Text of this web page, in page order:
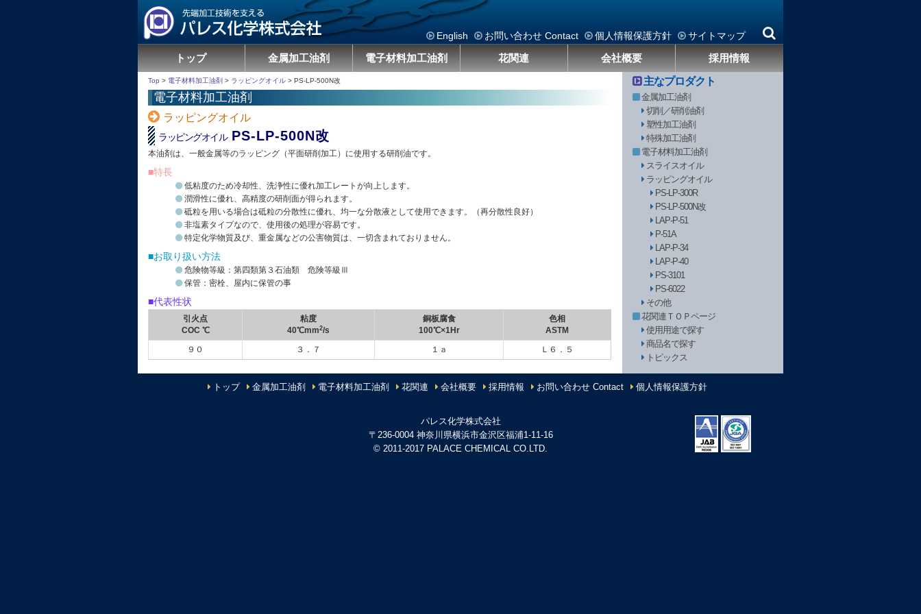
English お問い合わせ Contact 個人情報保護方針 サイトマップ
トップ 金属加工油剤 電子材料加工油剤 花関連 会社概要 採用情報
Top > 電子材料加工油剤 > ラッピングオイル > PS-LP-500N改
電子材料加工油剤
ラッピングオイル
ラッピングオイルPS-LP-500N改
本油剤は、一般金属等のラッピング（平面研削加工）に使用する研削油です。
■特長
低粘度のため冷却性、洗浄性に優れ加工レートが向上します。
潤滑性に優れ、高精度の研削面が得られます。
砥粒を用いる場合は砥粒の分散性に優れ、均一な分散液として使用できます。（再分散性良好）
非塩素タイプなので、使用後の処理が容易です。
特定化学物質及び、重金属などの公害物質は、一切含まれておりません。
■お取り扱い方法
危険物等級：第四類第３石油類 危険等級Ⅲ
保管：密栓、屋内に保管の事
■代表性状
引火点
COC ℃
粘度
40℃mm2/s
銅板腐食
100℃×1Hr
色相
ASTM
９０
３．７ １ａ Ｌ６．５
主なプロダクト
金属加工油剤
切削／研削油剤
塑性加工油剤
特殊加工油剤
電子材料加工油剤
スライスオイル
ラッピングオイル
PS-LP-300R
PS-LP-500N改
LAP-P-51
P-51A
LAP-P-34
LAP-P-40
PS-3101
PS-6022
その他
花関連ＴＯＰページ
使用用途で探す
商品名で探す
トピックス
トップ 金属加工油剤 電子材料加工油剤 花関連 会社概要 採用情報 お問い合わせ Contact 個人情報保護方針
パレス化学株式会社
〒236-0004 神奈川県横浜市金沢区福浦1-11-16
© 2011-2017 PALACE CHEMICAL CO.LTD.